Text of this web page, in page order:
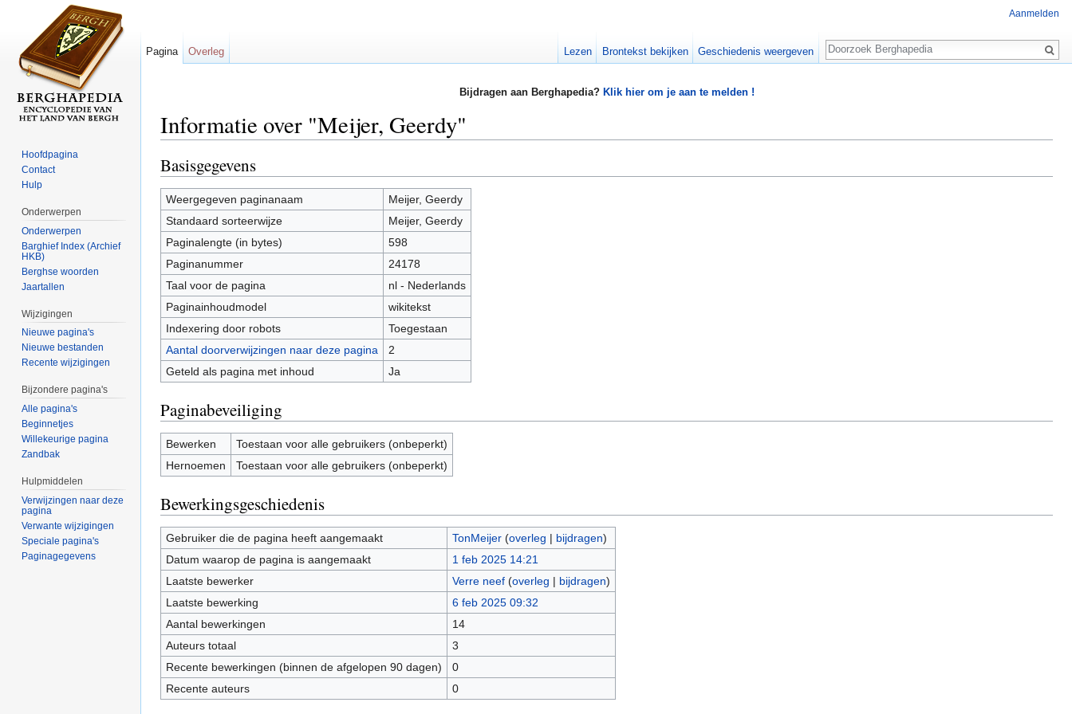
Bijdragen aan Berghapedia? Klik hier om je aan te melden !
Informatie over "Meijer, Geerdy"
Basisgegevens
Weergegeven paginanaam
Meijer, Geerdy
Standaard sorteerwijze
Meijer, Geerdy
Paginalengte (in bytes)
598
Paginanummer
24178
Taal voor de pagina
nl - Nederlands
Paginainhoudmodel
wikitekst
Indexering door robots
Toegestaan
Aantal doorverwijzingen naar deze pagina
2
Geteld als pagina met inhoud
Ja
Paginabeveiliging
Bewerken
Toestaan voor alle gebruikers (onbeperkt)
Hernoemen
Toestaan voor alle gebruikers (onbeperkt)
Bewerkingsgeschiedenis
Gebruiker die de pagina heeft aangemaakt TonMeijer (overleg | bijdragen)
Datum waarop de pagina is aangemaakt
1 feb 2025 14:21
Laatste bewerker
Verre neef (overleg | bijdragen)
Laatste bewerking
6 feb 2025 09:32
Aantal bewerkingen
14
Auteurs totaal
3
Recente bewerkingen (binnen de afgelopen 90 dagen)
0
Recente auteurs
0
Aanmelden
Pagina Overleg Lezen Brontekst bekijken Geschiedenis weergeven
Zoeken
Hoofdpagina
Contact
Hulp
Onderwerpen
Onderwerpen
Barghief Index (Archief
HKB)
Berghse woorden
Jaartallen
Wijzigingen
Nieuwe pagina's
Nieuwe bestanden
Recente wijzigingen
Bijzondere pagina's
Alle pagina's
Beginnetjes
Willekeurige pagina
Zandbak
Hulpmiddelen
Verwijzingen naar deze
pagina
Verwante wijzigingen
Speciale pagina's
Paginagegevens